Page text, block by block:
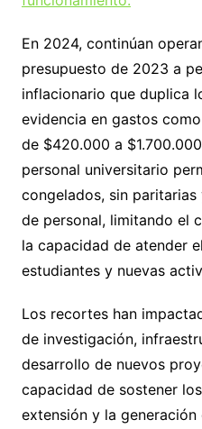
En 2024, continúan
presupuesto de 2023 a
inflacionario que duplica
evidencia en gastos
de $420.000 a
personal universitario
congelados, sin
de personal, limitando el
la capacidad de atender
estudiantes y nuevas
Los recortes han
de investigación,
desarrollo de nuevos
capacidad de sostener
extensión y la